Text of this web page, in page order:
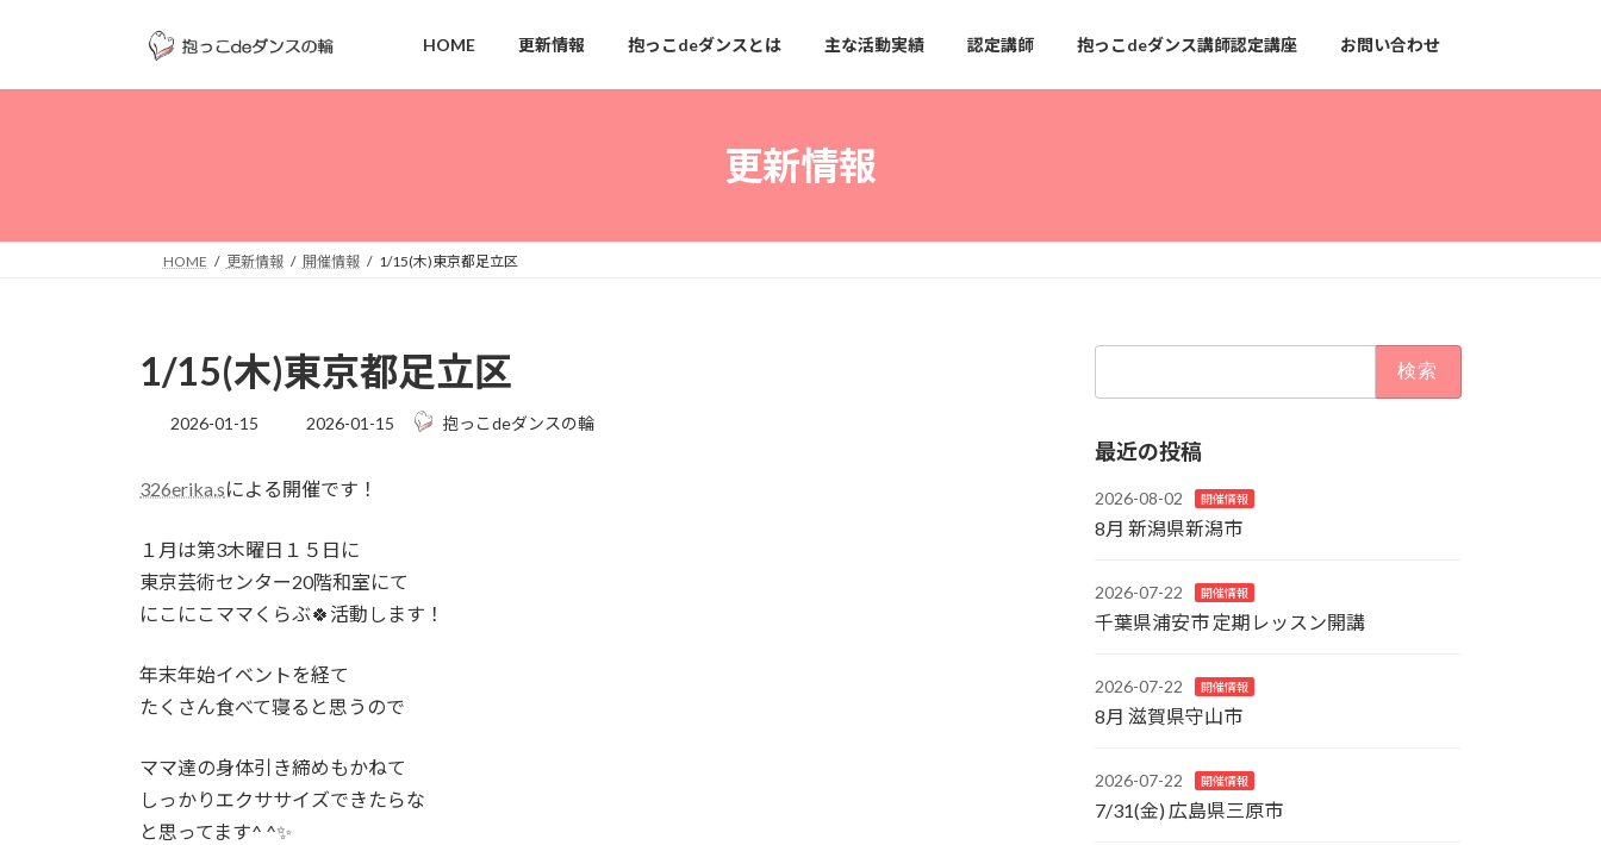
ッ
移
HOME 更新情報 抱っこdeダンスとは 主な活動実績 認定講師 抱っこdeダンス講師認定講座 お問い合わせ
更新情報
HOME 更新情報 開催情報 1/15(木)東京都足立区
1/15(木)東京都足立区
2026-01-15
最
新
:
2026-01-15 抱っこdeダンスの輪
326erika.sによる開催です！
１月は第3木曜日１５日に
東京芸術センター20階和室にて
にこにこママくらぶ🍀活動します！
年末年始イベントを経て
たくさん食べて寝ると思うので
ママ達の身体引き締めもかねて
しっかりエクササイズできたらな
と思ってます^ ^✨
最近の投稿
2026-08-02 開催情報
8月 新潟県新潟市
2026-07-22 開催情報
千葉県浦安市 定期レッスン開講
2026-07-22 開催情報
8月 滋賀県守山市
2026-07-22 開催情報
7/31(金) 広島県三原市